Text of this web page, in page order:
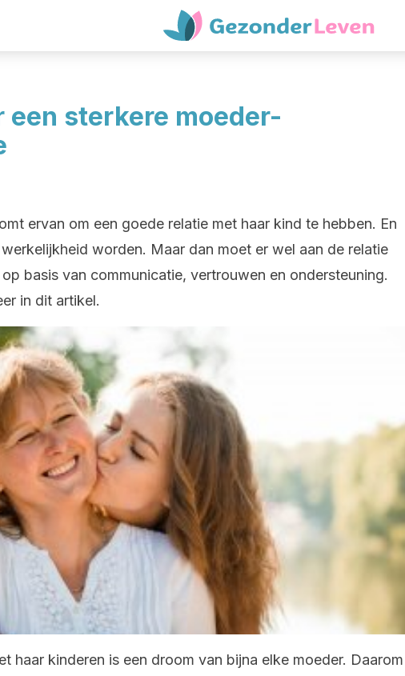
een sterkere moeder-
ervan om een ​​goede relatie met haar kind te hebben. En
worden. Maar dan moet er wel aan de relatie
basis van communicatie, vertrouwen en ondersteuning.
in dit artikel.
haar kinderen is een droom van bijna elke moeder. Daarom